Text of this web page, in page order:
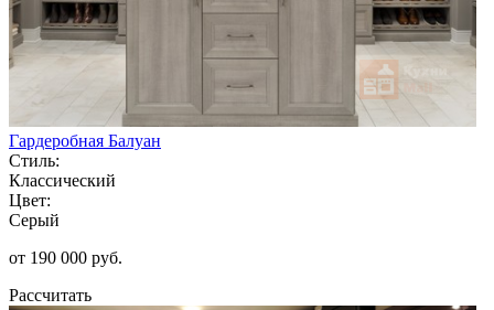
Гардеробная Балуан
Стиль:
Классический
Цвет:
Серый
от 190 000 руб.
Рассчитать